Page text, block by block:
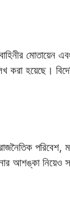
মোতায়েন
হয়েছে।
আশঙ্কা নিয়েও